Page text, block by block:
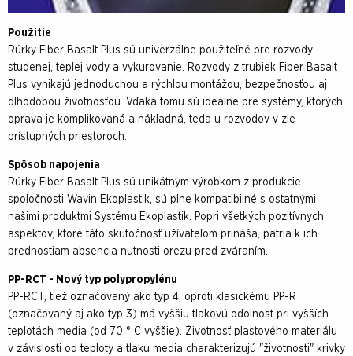
Použitie
Rúrky Fiber Basalt Plus sú univerzálne použiteľné pre rozvody
studenej, teplej vody a vykurovanie. Rozvody z trubiek Fiber Basalt
Plus vynikajú jednoduchou a rýchlou montážou, bezpečnosťou aj
dlhodobou životnosťou. Vďaka tomu sú ideálne pre systémy, ktorých
oprava je komplikovaná a nákladná, teda u rozvodov v zle
prístupných priestoroch.
Spôsob napojenia
Rúrky Fiber Basalt Plus sú unikátnym výrobkom z produkcie
spoločnosti Wavin Ekoplastik, sú plne kompatibilné s ostatnými
našimi produktmi Systému Ekoplastik. Popri všetkých pozitívnych
aspektov, ktoré táto skutočnosť užívateľom prináša, patria k ich
prednostiam absencia nutnosti orezu pred zváraním.
PP-RCT - Nový typ polypropylénu
PP-RCT, tiež označovaný ako typ 4, oproti klasickému PP-R
(označovaný aj ako typ 3) má vyššiu tlakovú odolnosť pri vyšších
teplotách media (od 70 ° C vyššie). Životnosť plastového materiálu
v závislosti od teploty a tlaku media charakterizujú "životnosti" krivky